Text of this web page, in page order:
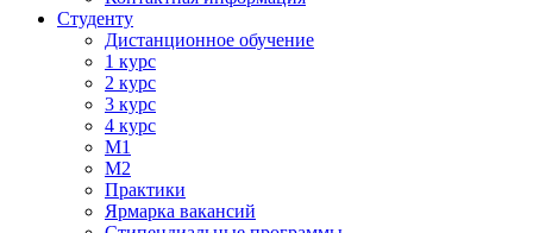
Студенту
Дистанционное обучение
1 курс
2 курс
3 курс
4 курс
М1
М2
Практики
Ярмарка вакансий